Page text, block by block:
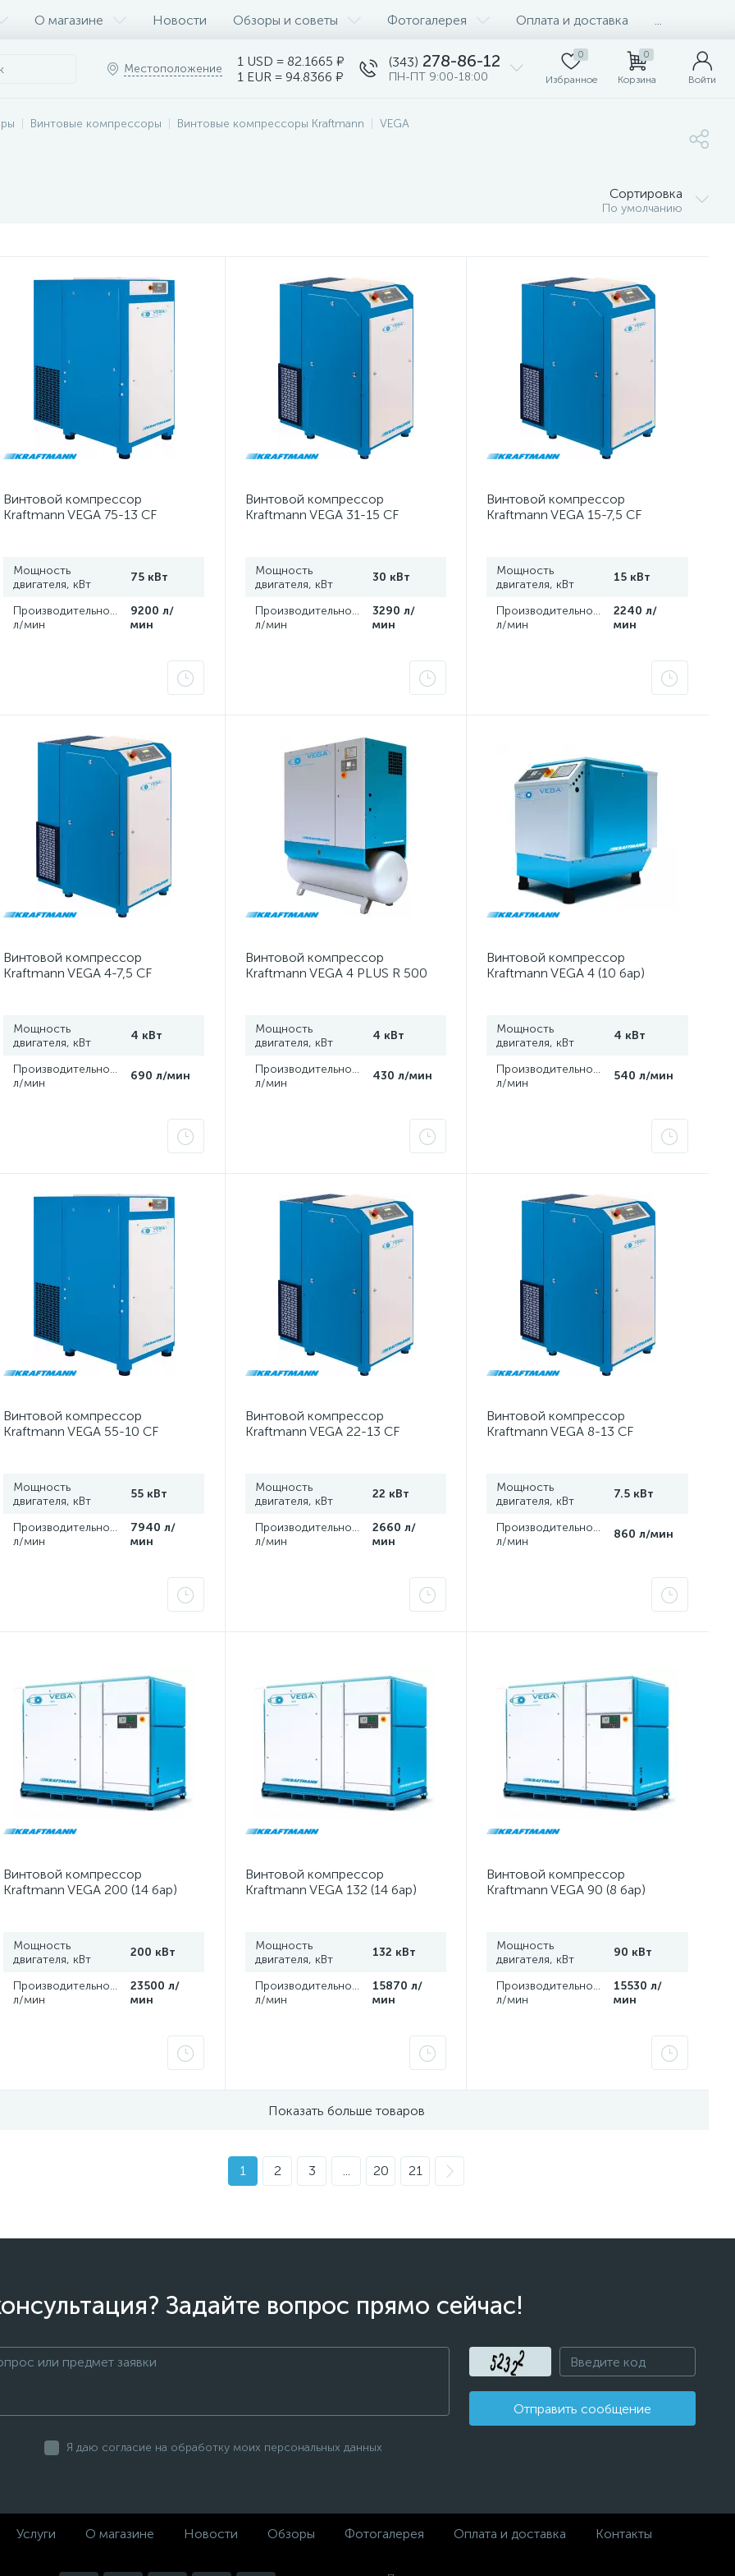
О магазине Новости Обзоры и советы Фотогалерея Оплата и доставка
Местоположение
1 USD = 82.1665 ₽
1 EUR = 94.8366 ₽
(343) 278-86-12
ПН-ПТ 9:00-18:00
0
Избранное
0
Корзина Войти
Винтовые компрессоры Винтовые компрессоры Kraftmann VEGA
Сортировка
По умолчанию
Винтовой компрессор
Kraftmann VEGA 75-13 CF
Мощность
двигателя, кВт
75 кВт
Производительность,
л/мин
9200 л/
мин
Винтовой компрессор
Kraftmann VEGA 31-15 CF
Мощность
двигателя, кВт
30 кВт
Производительность,
л/мин
3290 л/
мин
Винтовой компрессор
Kraftmann VEGA 15-7,5 CF
Мощность
двигателя, кВт
15 кВт
Производительность,
л/мин
2240 л/
мин
Винтовой компрессор
Kraftmann VEGA 4-7,5 CF
Мощность
двигателя, кВт
4 кВт
Производительность,
л/мин
690 л/мин
Винтовой компрессор
Kraftmann VEGA 4 PLUS R 500
Мощность
двигателя, кВт
4 кВт
Производительность,
л/мин
430 л/мин
Винтовой компрессор
Kraftmann VEGA 4 (10 бар)
Мощность
двигателя, кВт
4 кВт
Производительность,
л/мин
540 л/мин
Винтовой компрессор
Kraftmann VEGA 55-10 CF
Мощность
двигателя, кВт
55 кВт
Производительность,
л/мин
7940 л/
мин
Винтовой компрессор
Kraftmann VEGA 22-13 CF
Мощность
двигателя, кВт
22 кВт
Производительность,
л/мин
2660 л/
мин
Винтовой компрессор
Kraftmann VEGA 8-13 CF
Мощность
двигателя, кВт
7.5 кВт
Производительность,
л/мин
860 л/мин
Винтовой компрессор
Kraftmann VEGA 200 (14 бар)
Мощность
двигателя, кВт
200 кВт
Производительность,
л/мин
23500 л/
мин
Винтовой компрессор
Kraftmann VEGA 132 (14 бар)
Мощность
двигателя, кВт
132 кВт
Производительность,
л/мин
15870 л/
мин
Винтовой компрессор
Kraftmann VEGA 90 (8 бар)
Мощность
двигателя, кВт
90 кВт
Производительность,
л/мин
15530 л/
мин
Показать больше товаров
1 2 3 ... 20 21
Задайте вопрос прямо сейчас!
Отправить сообщение
Я даю согласие на обработку моих персональных данных
Услуги О магазине Новости Обзоры Фотогалерея Оплата и доставка Контакты